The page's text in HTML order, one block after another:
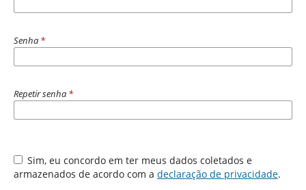
Senha *
Repetir senha *
Sim, eu concordo em ter meus dados coletados e
armazenados de acordo com a declaração de privacidade.